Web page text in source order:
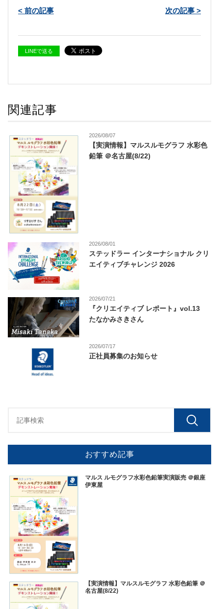
< 前の記事 次の記事 >
LINEで送る
関連記事
2026/08/07
【実演情報】マルスルモグラフ 水彩色
鉛筆 ＠名古屋(8/22)
2026/08/01
ステッドラー インターナショナル クリ
エイティブチャレンジ 2026
2026/07/21
『クリエイティブ レポート』vol.13
たなかみさきさん
2026/07/17
正社員募集のお知らせ
おすすめ記事
マルス ルモグラフ水彩色鉛筆実演販売 ＠銀座
伊東屋
【実演情報】マルスルモグラフ 水彩色鉛筆 ＠
名古屋(8/22)